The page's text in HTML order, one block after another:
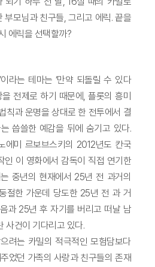
부모님과 친구들, 그리고 에릭. 끝을
에릭을 선택할까?
이라는 테마는 ‘만약 되돌릴 수 있다
을 전제로 하기 때문에, 플롯의 흥미
칙과 운명을 상대로 한 전투에서 결
씁쓸한 예감을 뒤에 숨기고 있다.
에미 르보브스키의 2012년도 칸국
인 이 영화에서 감독이 직접 연기한
중년의 현재에서 25년 전 과거의
절한 가운데 당도한 25년 전 과 거
과 25년 후 자기를 버리고 떠날 남
사건이 기다리고 있다.
려는 카밀의 적극적인 모험담보다
었던 가족의 사랑과 친구들의 존재